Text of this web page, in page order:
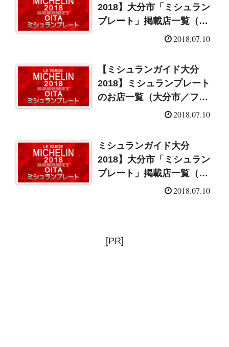
2018】大分市「ミシュラン
プレート」掲載店一覧（イ
2018.07.10
【ミシュランガイド大分
2018】ミシュランプレート
のお店一覧（大分市／フレ
2018.07.10
ミシュランガイド大分
2018】大分市「ミシュラン
プレート」掲載店一覧（寿
2018.07.10
[PR]